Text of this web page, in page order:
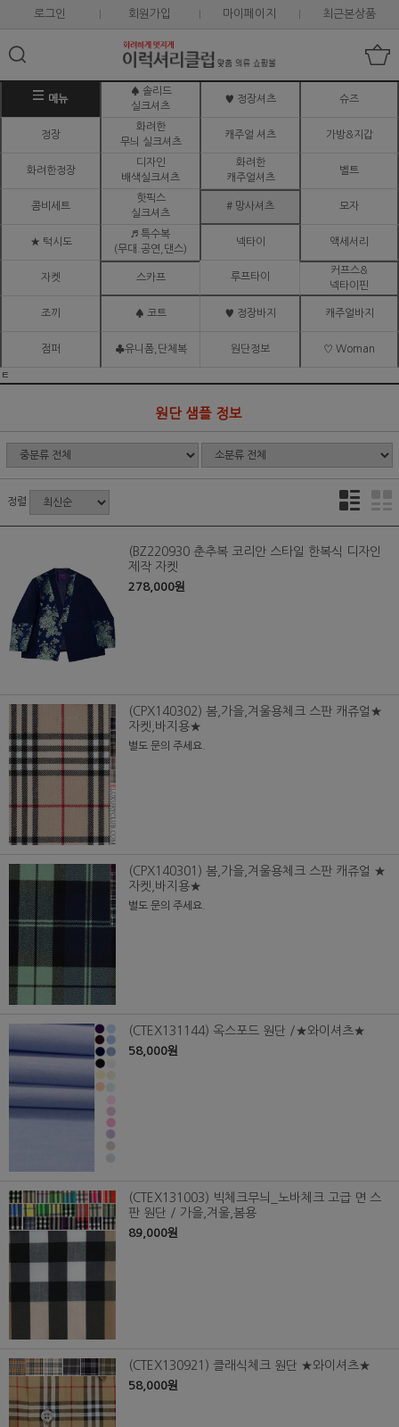
로그인 회원가입 마이페이지 최근본상품
메뉴
♠ 솔리드
실크셔츠
♥ 정장셔츠 슈즈
정장
화려한
무늬 실크셔츠
캐주얼 셔츠 가방&지갑
화려한정장
디자인
배색실크셔츠
화려한
캐주얼셔츠
벨트
콤비세트
핫픽스
실크셔츠
# 망사셔츠 모자
★ 턱시도
♬ 특수복
(무대.공연,댄스)
넥타이 액세서리
자켓 스카프 루프타이
커프스&
넥타이핀
조끼 ♠ 코트 ♥ 정장바지 캐주얼바지
점퍼 ♣유니폼,단체복 원단정보 ♡ Woman
ㅌ
원단 샘플 정보
정렬
(BZ220930 춘추복 코리안 스타일 한복식 디자인
제작 자켓
278,000원
(CPX140302) 봄,가을,겨울용체크 스판 캐쥬얼★
자켓,바지용★
별도 문의 주세요.
(CPX140301) 봄,가을,겨울용체크 스판 캐쥬얼 ★
자켓,바지용★
별도 문의 주세요.
(CTEX131144) 옥스포드 원단 /★와이셔츠★
58,000원
(CTEX131003) 빅체크무늬_노바체크 고급 면 스
판 원단 / 가을,겨울,봄용
89,000원
(CTEX130921) 클래식체크 원단 ★와이셔츠★
58,000원